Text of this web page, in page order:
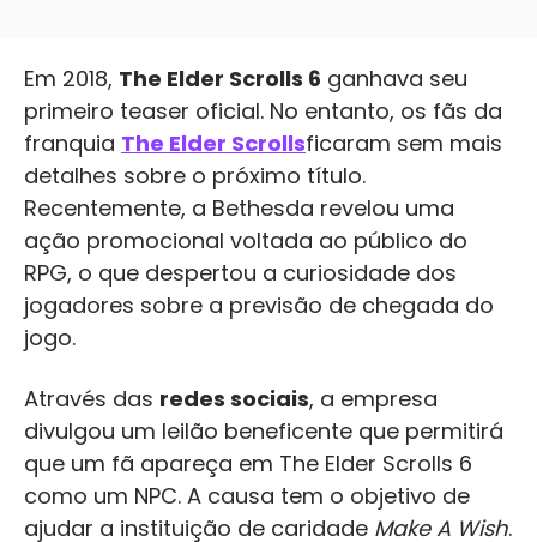
Em 2018, The Elder Scrolls 6 ganhava seu
primeiro teaser oficial. No entanto, os fãs da
franquia The Elder Scrollsficaram sem mais
detalhes sobre o próximo título.
Recentemente, a Bethesda revelou uma
ação promocional voltada ao público do
RPG, o que despertou a curiosidade dos
jogadores sobre a previsão de chegada do
jogo.
Através das redes sociais, a empresa
divulgou um leilão beneficente que permitirá
que um fã apareça em The Elder Scrolls 6
como um NPC. A causa tem o objetivo de
ajudar a instituição de caridade Make A Wish.